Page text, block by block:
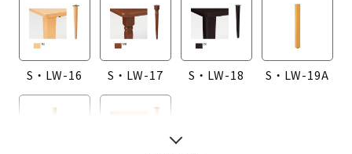
S・LW-16 S・LW-17 S・LW-18 S・LW-19A